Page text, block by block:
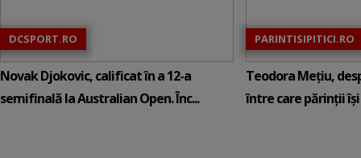
DCSPORT.RO
Novak Djokovic, calificat în a 12-a
semifinală la Australian Open. Înc...
PARINTISIPITICI.RO
Teodora Mețiu,
între care părinții își